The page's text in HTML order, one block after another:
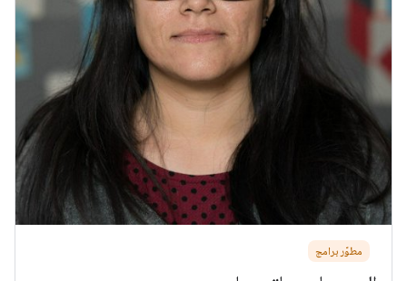
مطوّر برامج